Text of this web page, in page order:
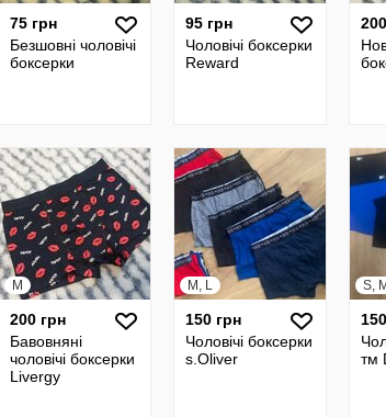
75 грн
Безшовні чоловічі
боксерки
95 грн
Чоловічі боксерки
Reward
M
200 грн
Бавовняні
чоловічі боксерки
Livergy
M, L
150 грн
Чоловічі боксерки
s.Oliver
S,
тм